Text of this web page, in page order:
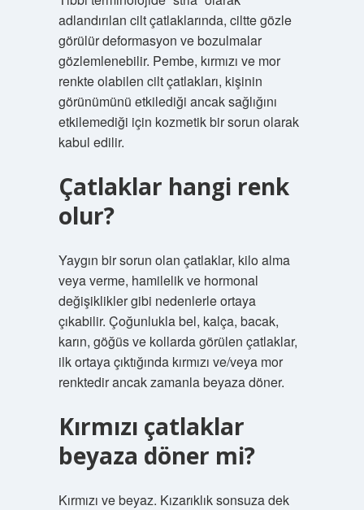
adlandırılan cilt çatlaklarında, ciltte gözle
görülür deformasyon ve bozulmalar
gözlemlenebilir. Pembe, kırmızı ve mor
renkte olabilen cilt çatlakları, kişinin
görünümünü etkilediği ancak sağlığını
etkilemediği için kozmetik bir sorun olarak
kabul edilir.
Çatlaklar hangi renk
olur?
Yaygın bir sorun olan çatlaklar, kilo alma
veya verme, hamilelik ve hormonal
değişiklikler gibi nedenlerle ortaya
çıkabilir. Çoğunlukla bel, kalça, bacak,
karın, göğüs ve kollarda görülen çatlaklar,
ilk ortaya çıktığında kırmızı ve/veya mor
renktedir ancak zamanla beyaza döner.
Kırmızı çatlaklar
beyaza döner mi?
Kırmızı ve beyaz. Kızarıklık sonsuza dek